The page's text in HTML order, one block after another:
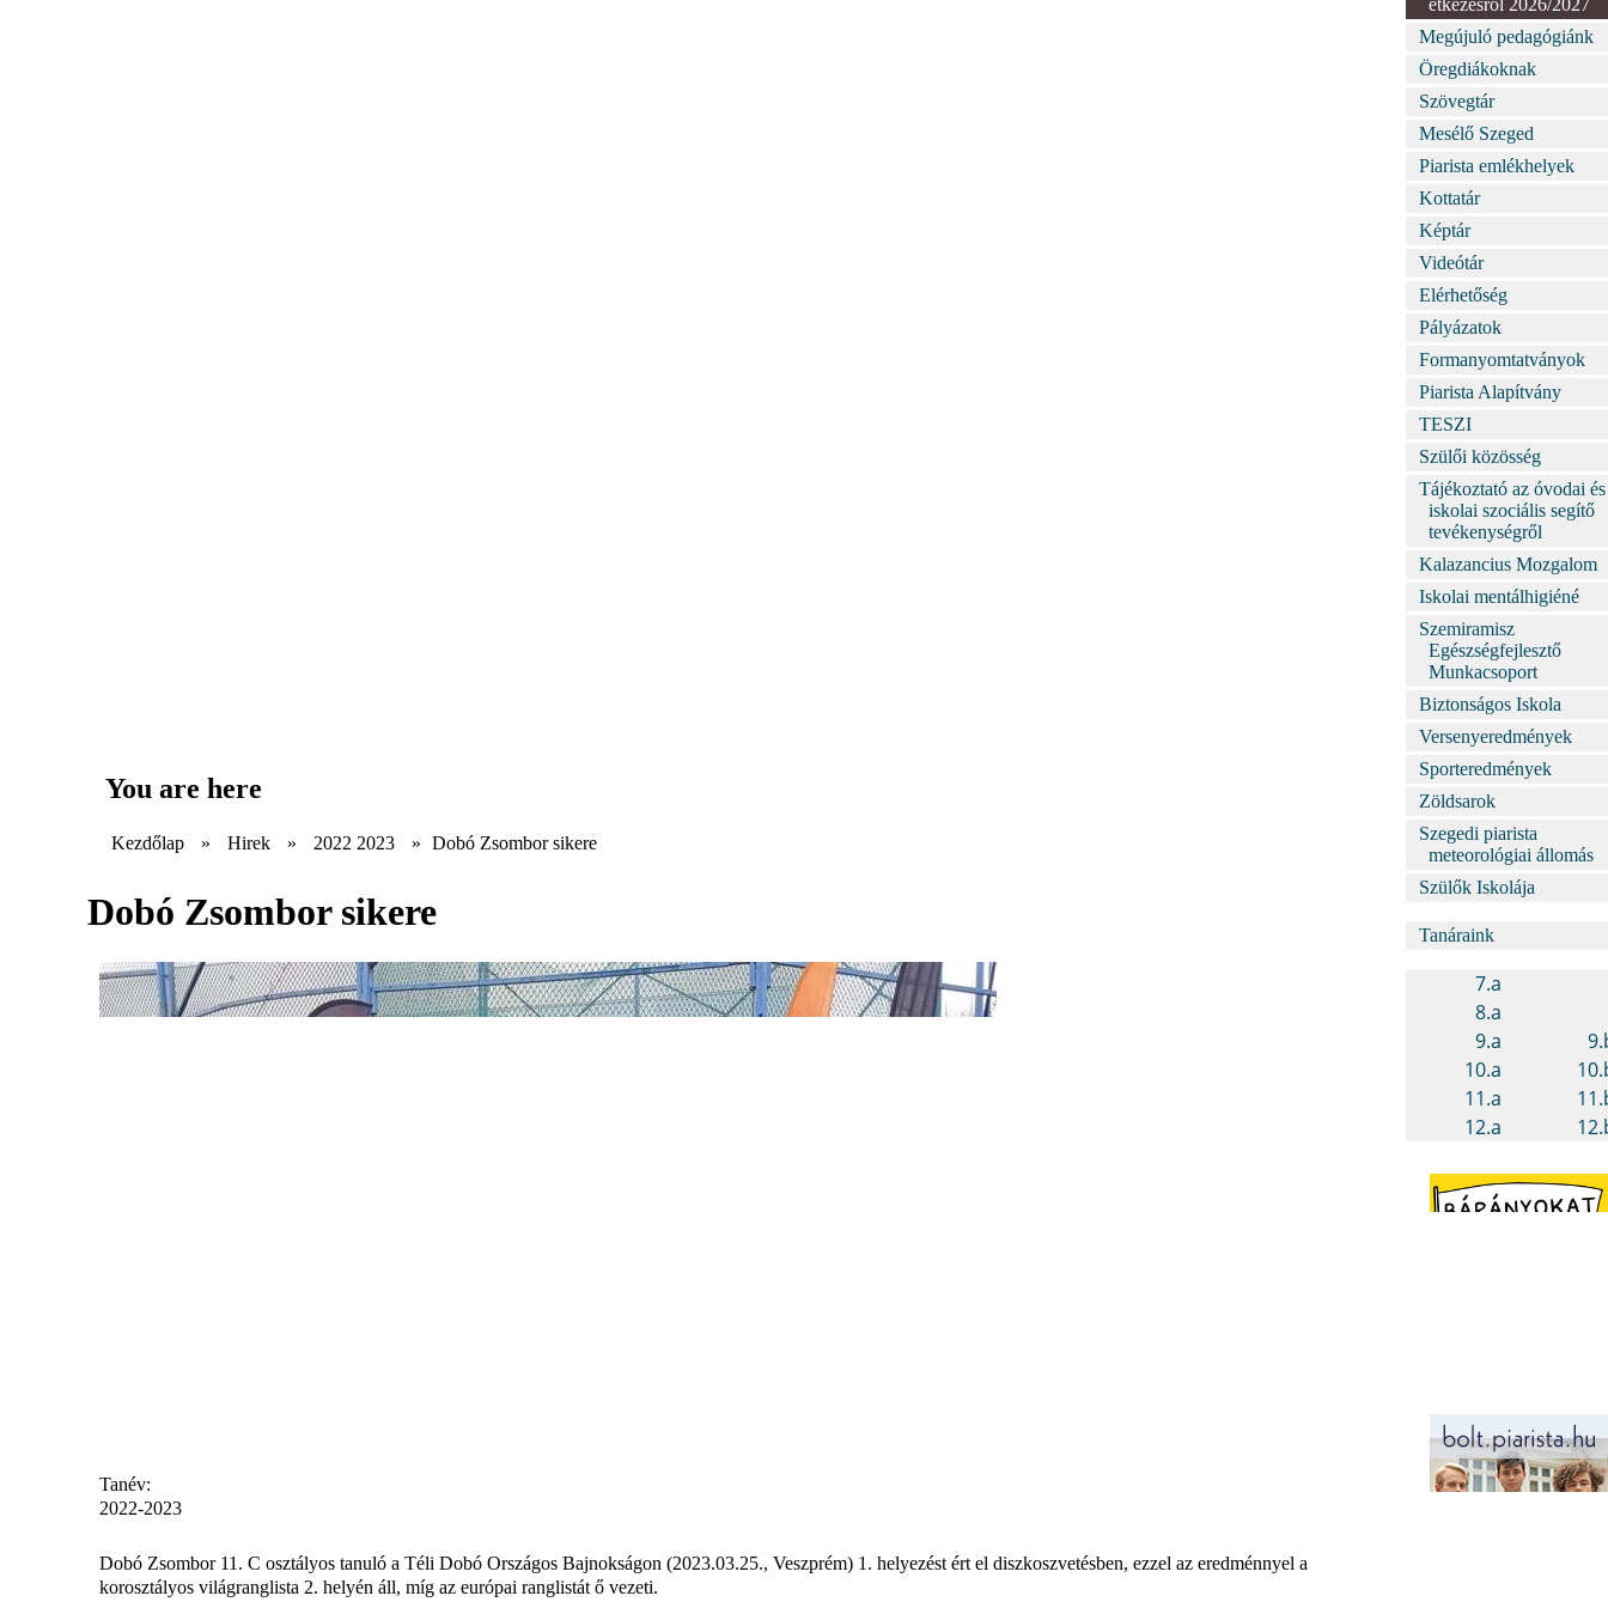
You are here
Kezdőlap » Hirek » 2022 2023 » Dobó Zsombor sikere
Dobó Zsombor sikere
Tanév:
2022-2023
Dobó Zsombor 11. C osztályos tanuló a Téli Dobó Országos Bajnokságon (2023.03.25., Veszprém) 1. helyezést ért el diszkoszvetésben, ezzel az eredménnyel a
korosztályos világranglista 2. helyén áll, míg az európai ranglistát ő vezeti.
étkezésről 2026/2027
Megújuló pedagógiánk
Öregdiákoknak
Szövegtár
Mesélő Szeged
Piarista emlékhelyek
Kottatár
Képtár
Videótár
Elérhetőség
Pályázatok
Formanyomtatványok
Piarista Alapítvány
TESZI
Szülői közösség
Tájékoztató az óvodai és
iskolai szociális segítő
tevékenységről
Kalazancius Mozgalom
Iskolai mentálhigiéné
Szemiramisz
Egészségfejlesztő
Munkacsoport
Biztonságos Iskola
Versenyeredmények
Sporteredmények
Zöldsarok
Szegedi piarista
meteorológiai állomás
Szülők Iskolája
Tanáraink